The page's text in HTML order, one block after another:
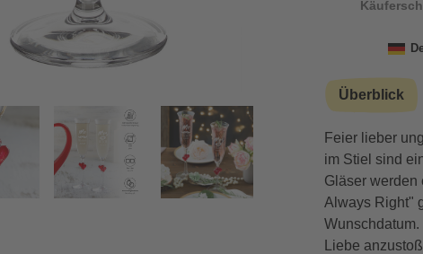
Vorwärts
Überblick
Feier lieber
im Stiel sind
Gläser werden
Always Right"
Liebe